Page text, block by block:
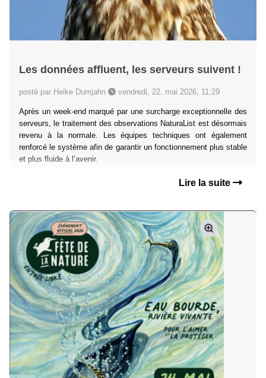
Les données affluent, les serveurs suivent !
posté par Heike Dumjahn vendredi, 22. mai 2026, 11:29
Après un week-end marqué par une surcharge exceptionnelle des
serveurs, le traitement des observations NaturaList est désormais
revenu à la normale. Les équipes techniques ont également
renforcé le système afin de garantir un fonctionnement plus stable
et plus fluide à l’avenir.
Lire la suite